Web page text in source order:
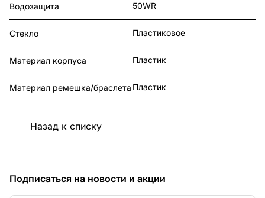
Водозащита 50WR
Стекло Пластиковое
Материал корпуса Пластик
Материал ремешка/браслета Пластик
Назад к списку
Подписаться на новости и акции